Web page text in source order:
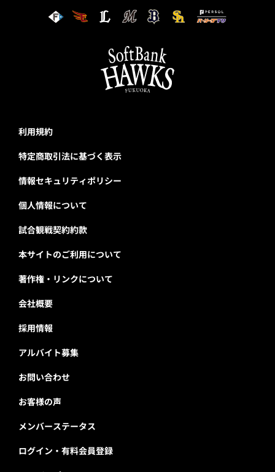
利用規約
特定商取引法に基づく表示
情報セキュリティポリシー
個人情報について
試合観戦契約約款
本サイトのご利用について
著作権・リンクについて
会社概要
採用情報
アルバイト募集
お問い合わせ
お客様の声
メンバーステータス
ログイン・有料会員登録